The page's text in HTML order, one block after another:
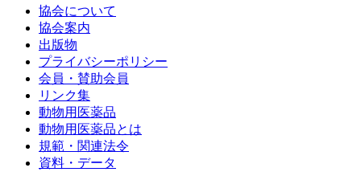
協会について
協会案内
出版物
プライバシーポリシー
会員・賛助会員
リンク集
動物用医薬品
動物用医薬品とは
規範・関連法令
資料・データ